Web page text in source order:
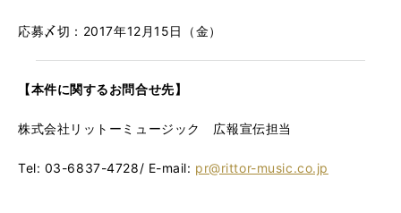
応募〆切：2017年12月15日（金）
【本件に関するお問合せ先】
株式会社リットーミュージック 広報宣伝担当
Tel: 03-6837-4728/ E-mail: pr@rittor-music.co.jp